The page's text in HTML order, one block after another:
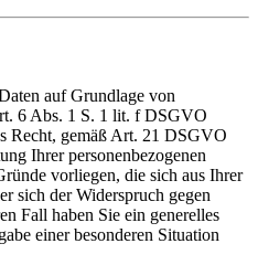
auf Grundlage von
6 Abs. 1 S. 1 lit. f DSGVO
Recht, gemäß Art. 21 DSGVO
Ihrer personenbezogenen
vorliegen, die sich aus Ihrer
sich der Widerspruch gegen
Fall haben Sie ein generelles
einer besonderen Situation